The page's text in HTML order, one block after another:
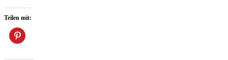
Teilen mit: